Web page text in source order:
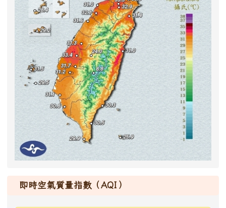
即時空氣質量指數（AQI）